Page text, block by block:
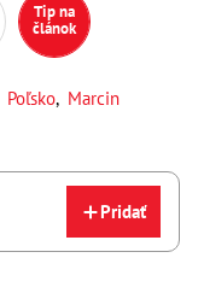
Tip na
článok
Poľsko, Marcin
Pridať